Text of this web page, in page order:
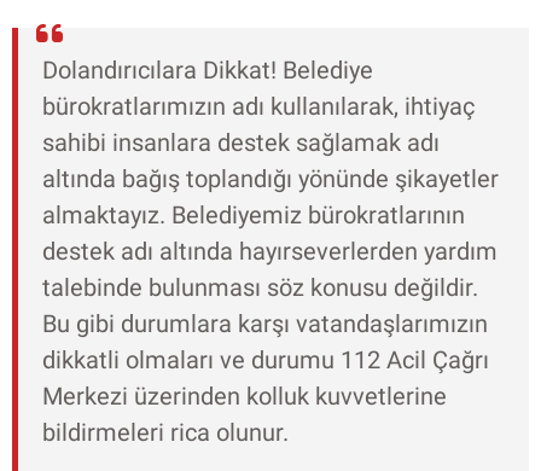
Dolandırıcılara Dikkat! Belediye
bürokratlarımızın adı kullanılarak, ihtiyaç
sahibi insanlara destek sağlamak adı
altında bağış toplandığı yönünde şikayetler
almaktayız. Belediyemiz bürokratlarının
destek adı altında hayırseverlerden yardım
talebinde bulunması söz konusu değildir.
Bu gibi durumlara karşı vatandaşlarımızın
dikkatli olmaları ve durumu 112 Acil Çağrı
Merkezi üzerinden kolluk kuvvetlerine
bildirmeleri rica olunur.